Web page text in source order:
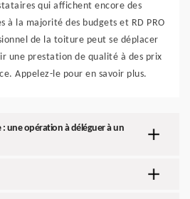
qui affichent encore des
à la majorité des budgets et RD PRO
de la toiture peut se déplacer
une prestation de qualité à des prix
Appelez-le pour en savoir plus.
une opération à déléguer à un